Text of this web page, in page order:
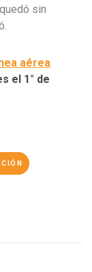
sin
aérea
el 1° de